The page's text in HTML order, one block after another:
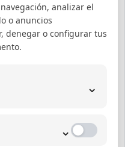
social
audiovisuale
analizar el
o anuncios
denegar o configurar tus
⌄
⌄